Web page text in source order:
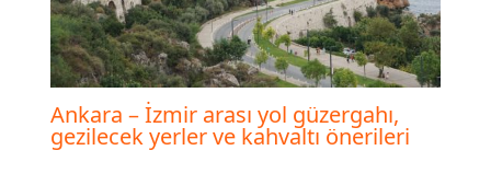
Ankara – İzmir arası yol güzergahı,
gezilecek yerler ve kahvaltı önerileri